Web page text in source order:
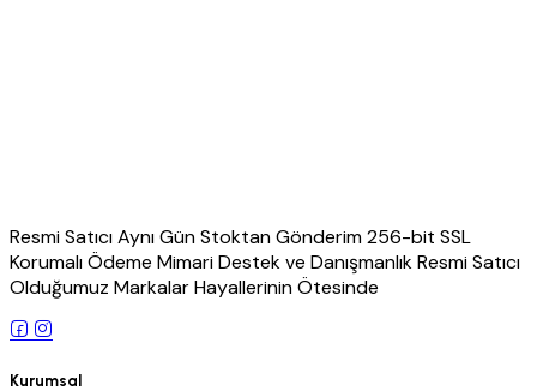
Resmi Satıcı Aynı Gün Stoktan Gönderim 256-bit SSL
Korumalı Ödeme Mimari Destek ve Danışmanlık Resmi Satıcı
Olduğumuz Markalar Hayallerinin Ötesinde
Kurumsal